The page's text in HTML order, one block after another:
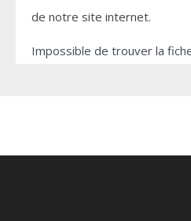
de notre site internet.
Impossible de trouver la